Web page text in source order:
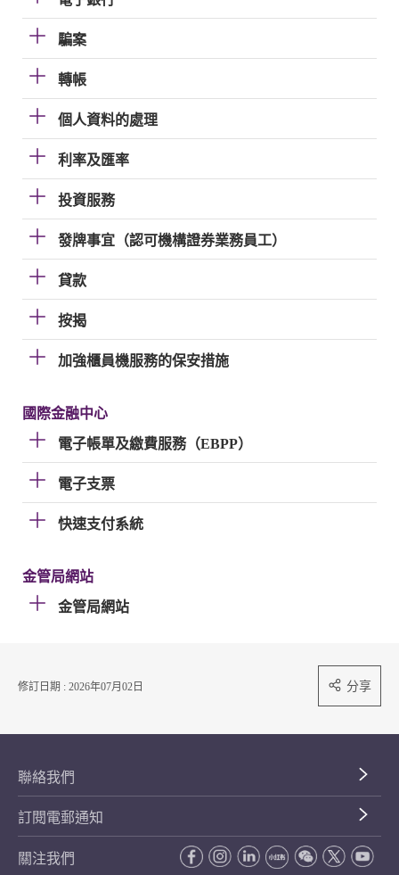
騙案
轉帳
個人資料的處理
利率及匯率
投資服務
發牌事宜（認可機構證券業務員工）
貸款
按揭
加強櫃員機服務的保安措施
國際金融中心
電子帳單及繳費服務（EBPP）
電子支票
快速支付系統
金管局網站
金管局網站
修訂日期 : 2026年07月02日 分享
聯絡我們
訂閱電郵通知
關注我們